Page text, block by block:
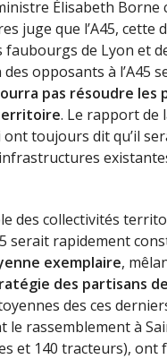
Élisabeth Borne
juge que l’A45, cette
de Lyon et
opposants à l’A45
pas résoudre
. Le rapport de
toujours dit qu’il
des collectivités
serait rapidement
exemplaire,
des partisans
des ces
le rassemblement à
et 140 tracteurs),